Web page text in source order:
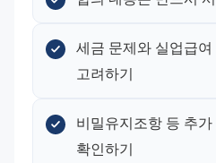
세금 문제와 실업급
고려하기
비밀유지조항 등 추
확인하기